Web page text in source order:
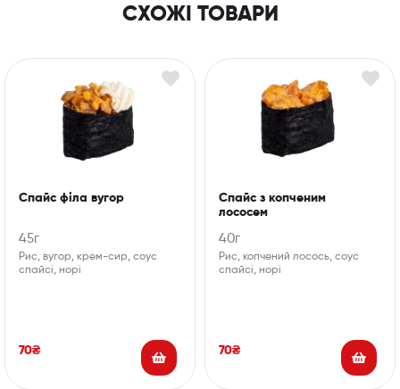
СХОЖІ ТОВАРИ
Спайс філа вугор
45г
Рис, вугор, крем-сир, соус
спайсі, норі
70₴
Спайс з копченим
лососем
40г
Рис, копчений лосось, соус
спайсі, норі
70₴